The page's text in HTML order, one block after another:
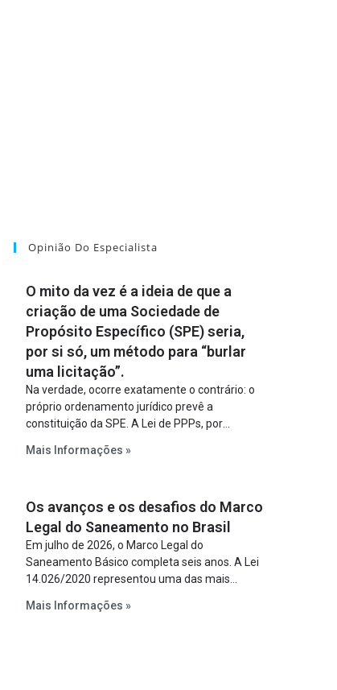
Opinião Do Especialista
O mito da vez é a ideia de que a
criação de uma Sociedade de
Propósito Específico (SPE) seria,
por si só, um método para “burlar
uma licitação”.
Na verdade, ocorre exatamente o contrário: o
próprio ordenamento jurídico prevê a
constituição da SPE. A Lei de PPPs, por
constitua uma SPE para implantar e gerir o
Lei de Concessões, a figura é facultativa e
sujeita a uma escolha racional de projeto a
projeto.
Mais Informações »
Os avanços e os desafios do Marco
Legal do Saneamento no Brasil
Em julho de 2026, o Marco Legal do
Saneamento Básico completa seis anos. A Lei
14.026/2020 representou uma das mais
estabelecer metas claras para a
Mais Informações »